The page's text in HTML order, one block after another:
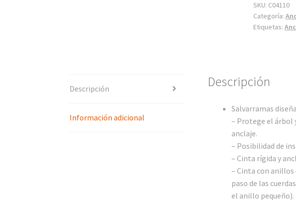
SKU: C04110
Categoría:
Etiquetas:
Descripción
Información adicional
Descripción
Salvarramas
– Protege el árbol
anclaje.
– Posibilidad de
– Cinta rígida y
– Cinta con
paso de las
el anillo pequeño).